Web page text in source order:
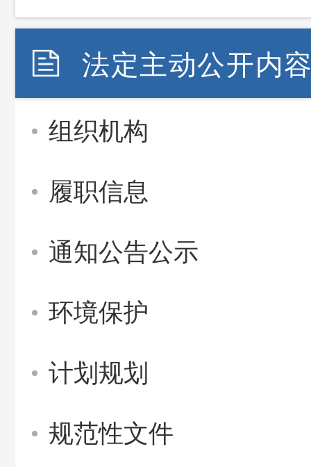
法定主动公开内
组织机构
履职信息
通知公告公示
环境保护
计划规划
规范性文件